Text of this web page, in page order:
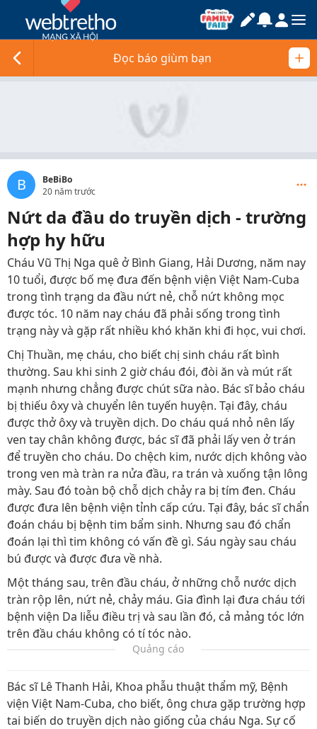
Đọc báo giùm bạn
B
BeBiBo
20 năm trước
Nứt da đầu do truyền dịch - trường
hợp hy hữu
Cháu Vũ Thị Nga quê ở Bình Giang, Hải Dương, năm nay
10 tuổi, được bố mẹ đưa đến bệnh viện Việt Nam-Cuba
trong tình trạng da đầu nứt nẻ, chỗ nứt không mọc
được tóc. 10 năm nay cháu đã phải sống trong tình
trạng này và gặp rất nhiều khó khăn khi đi học, vui chơi.
Chị Thuần, mẹ cháu, cho biết chị sinh cháu rất bình
thường. Sau khi sinh 2 giờ cháu đói, đòi ăn và mút rất
mạnh nhưng chẳng được chút sữa nào. Bác sĩ bảo cháu
bị thiếu ôxy và chuyển lên tuyến huyện. Tại đây, cháu
được thở ôxy và truyền dịch. Do cháu quá nhỏ nên lấy
ven tay chân không được, bác sĩ đã phải lấy ven ở trán
để truyền cho cháu. Do chệch kim, nước dịch không vào
trong ven mà tràn ra nửa đầu, ra trán và xuống tận lông
mày. Sau đó toàn bộ chỗ dịch chảy ra bị tím đen. Cháu
được đưa lên bệnh viện tỉnh cấp cứu. Tại đây, bác sĩ chẩn
đoán cháu bị bệnh tim bẩm sinh. Nhưng sau đó chẩn
đoán lại thì tim không có vấn đề gì. Sáu ngày sau cháu
bú được và được đưa về nhà.
Một tháng sau, trên đầu cháu, ở những chỗ nước dịch
tràn rộp lên, nứt nẻ, chảy máu. Gia đình lại đưa cháu tới
bệnh viện Da liễu điều trị và sau lần đó, cả mảng tóc lớn
trên đầu cháu không có tí tóc nào.
Quảng cáo
Bác sĩ Lê Thanh Hải, Khoa phẫu thuật thẩm mỹ, Bệnh
viện Việt Nam-Cuba, cho biết, ông chưa gặp trường hợp
tai biến do truyền dịch nào giống của cháu Nga. Sự cố